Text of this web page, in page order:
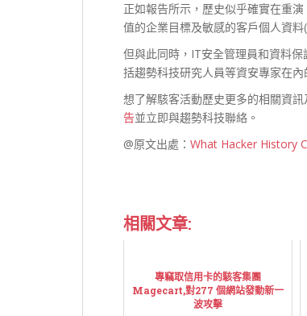
正如報告所示，歷史似乎確實在重
值的企業目標及敏感的客戶個人資料
但與此同時，IT安全管理員和資料
括趨勢科技研究人員等資安專家在
想了解駭客活動歷史更多的相關資
告並立即與趨勢科技聯絡。
@原文出處： What Hacker History
相關文章:
專竊取信用卡的駭客集團
Magecart,對277 個網站發動新一
波攻擊